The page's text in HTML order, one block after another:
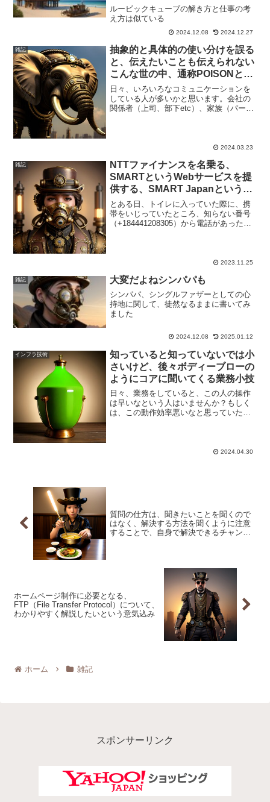
ルービックキューブの解き方と仕事の考
え方は似ている
2024.12.08 2024.12.27
雑記
抽象的と具体的の使い分けを誤る
と、伝えたいことも伝えられない
こんな世の中、通称POISONとな
ってしまう
日々、いろいろなコミュニケーションを
している人が多いかと思います。会社の
関係者（上司、部下etc）、家族（パート
付けしなさい具体...,もっと表示する2024.03.23
雑記
NTTファイナンスを名乗る、
SMARTというWebサービスを提
供する、SMART Japanという会
社からの電話があった話
（441208305）
とある日、トイレに入っていた際に、携
帯をいじっていたところ、知らない番号
（+184441208305）から電話があった。
2023.11.25
雑記 大変だよねシンパパも
シンパパ、シングルファザーとしての心
持地に関して、徒然なるままに書いてみ
ました
2024.12.08 2025.01.12
インフラ技術
知っていると知っていないでは小
さいけど、後々ボディーブローの
ようにコアに聞いてくる業務小技
日々、業務をしていると、この人の操作
は早いなという人はいませんか？もしく
は、この動作効率悪いなと思っていたり
思いますが、知っていて損...,もっと表示
2024.04.30
質問の仕方は、聞きたいことを聞くので
はなく、解決する方法を聞くように注意
することで、自身で解決できるチャンス
ホームページ制作に必要となる、
FTP（File Transfer Protocol）について、
わかりやすく解説したいという意気込み
ホーム 雑記
スポンサーリンク